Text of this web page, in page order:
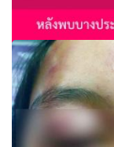
สพฐ.-ก.ค.ศ.จับมือ